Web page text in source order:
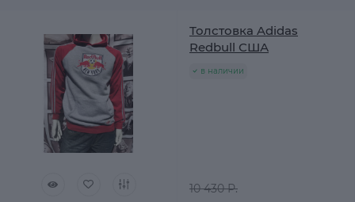
Толстовка Adidas
Redbull США
в наличии
10 430 Р.